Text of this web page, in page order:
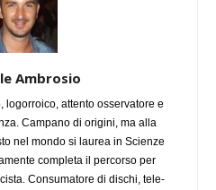
Ambrosio
logorroico, attento osservatore e
Campano di origini, ma alla
nel mondo si laurea in Scienze
completa il percorso per
Consumatore di dischi, tele-